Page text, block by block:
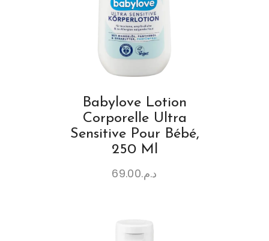
Babylove Lotion
Corporelle Ultra
Sensitive Pour Bébé,
250 Ml
د.م.69.00